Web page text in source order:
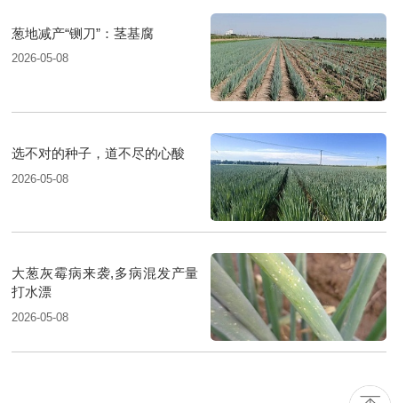
葱地减产“铡刀”：茎基腐
2026-05-08
选不对的种子，道不尽的心酸
2026-05-08
大葱灰霉病来袭,多病混发产量
打水漂
2026-05-08